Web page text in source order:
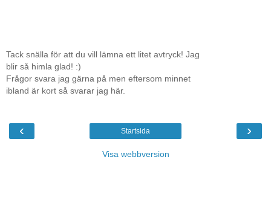
Tack snälla för att du vill lämna ett litet avtryck! Jag
blir så himla glad! :)
Frågor svara jag gärna på men eftersom minnet
ibland är kort så svarar jag här.
‹ ›
Startsida
Visa webbversion